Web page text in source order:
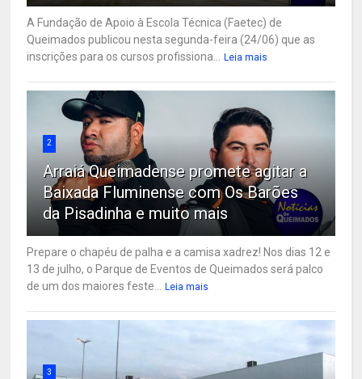
A Fundação de Apoio à Escola Técnica (Faetec) de
Queimados publicou nesta segunda-feira (24/06) que as
inscrições para os cursos profissiona...
Leia mais
2
Arraiá Queimadense promete agitar a
Baixada Fluminense com Os Barões
da Pisadinha e muito mais
Prepare o chapéu de palha e a camisa xadrez! Nos dias 12 e
13 de julho, o Parque de Eventos de Queimados será palco
de um dos maiores feste...
Leia mais
3